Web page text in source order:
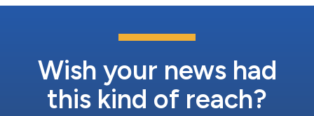
Wish your news had
this kind of reach?